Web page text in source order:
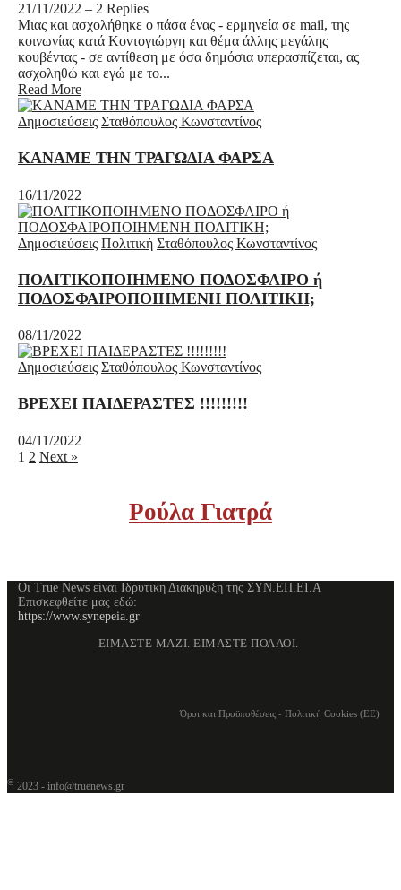
21/11/2022 – 2 Replies
Μιας και ασχολήθηκε ο πάσα ένας - ερμηνεία σε mail, της
κοινωνίας κατά Κοντογιώργη και θέμα άλλης μεγάλης
κουβέντας - σε αντίθεση με όσα δημόσια υπερασπίζεται, ας
ασχοληθώ και εγώ με το...
Read More
Δημοσιεύσεις Σταθόπουλος Κωνσταντίνος
ΚΑΝΑΜΕ ΤΗΝ ΤΡΑΓΩΔΙΑ ΦΑΡΣΑ
16/11/2022
Δημοσιεύσεις Πολιτική Σταθόπουλος Κωνσταντίνος
ΠΟΛΙΤΙΚΟΠΟΙΗΜΕΝΟ ΠΟΔΟΣΦΑΙΡΟ ή
ΠΟΔΟΣΦΑΙΡΟΠΟΙΗΜΕΝΗ ΠΟΛΙΤΙΚΗ;
08/11/2022
Δημοσιεύσεις Σταθόπουλος Κωνσταντίνος
ΒΡΕΧΕΙ ΠΑΙΔΕΡΑΣΤΕΣ !!!!!!!!!
04/11/2022
1 2 Next »
Ρούλα Γιατρά
Οι True News είναι Ιδρυτικη Διακηρυξη της ΣΥΝ.ΕΠ.ΕΙ.Α
Επισκεφθείτε μας εδώ:
https://www.synepeia.gr
ΕΙΜΑΣΤΕ ΜΑΖΙ. ΕΙΜΑΣΤΕ ΠΟΛΛΟΙ.
Όροι και Προϋποθέσεις- Πολιτική Cookies (ΕΕ)
© 2023 - info@truenews.gr